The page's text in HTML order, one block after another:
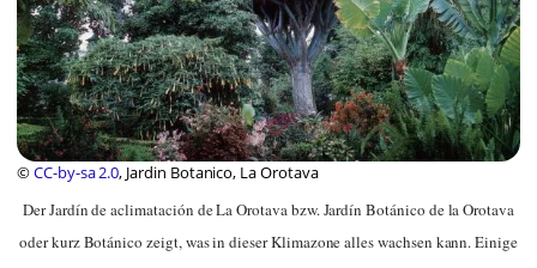
©CC-by-sa 2.0, Jardin Botanico, La Orotava
Der Jardín de aclimatación de La Orotava bzw. Jardín Botánico de la Orotava
oder kurz Botánico zeigt, was in dieser Klimazone alles wachsen kann. Einige